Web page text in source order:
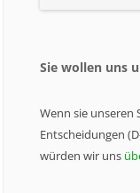
Sie wollen uns
Wenn sie unseren
Entscheidungen
würden wir uns